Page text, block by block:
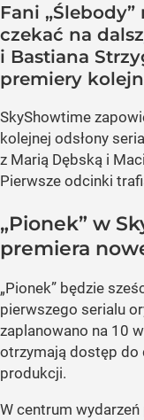
Fani
czekać na
i Bastiana
premiery
SkyShowtime
kolejnej odsłony
z Marią Dębską i
Pierwsze odcinki
„Pionek” w
premiera
„Pionek” będzie
pierwszego serialu
zaplanowano na 10
otrzymają dostęp
produkcji.
W centrum